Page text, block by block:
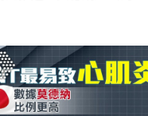
推遲，莫德納遞出的12